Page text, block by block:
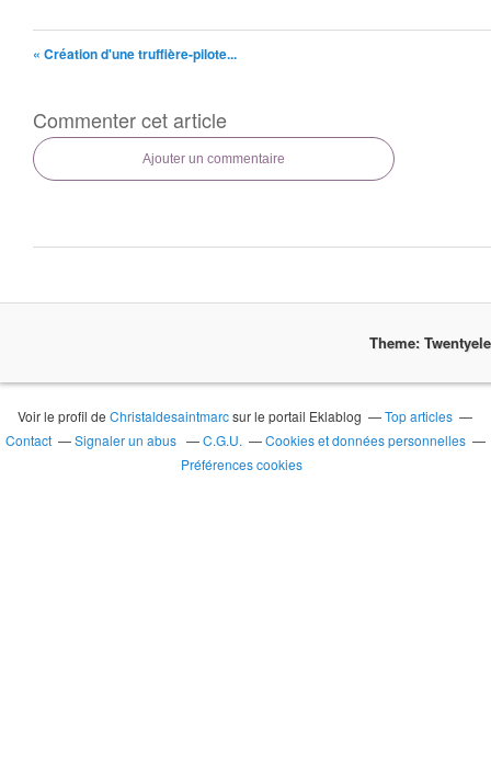
« Création d'une truffière-pilote...
Commenter cet article
Ajouter un commentaire
Theme:
Voir le profil deChristaldesaintmarcsur le portail Eklablog
Top articles
Contact
Signaler un abus C.G.U.
Cookies et données personnelles
Préférences cookies